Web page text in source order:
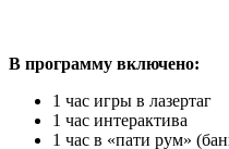
В программу включено:
1 час игры в лазертаг
1 час интерактива
1 час в «пати рум»